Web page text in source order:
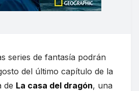
series de fantasía podrán
del último capítulo de la
de La casa del dragón, una